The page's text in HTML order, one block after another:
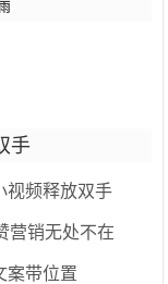
手
视频释放双手
营销无处不在
案带位置